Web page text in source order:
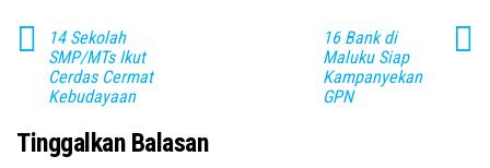
14 Sekolah
SMP/MTs Ikut
Cerdas Cermat
Kebudayaan
16 Bank di
Maluku Siap
Kampanyekan
GPN
Tinggalkan Balasan